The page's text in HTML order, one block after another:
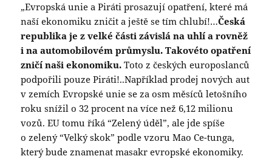
„Evropská unie a Piráti prosazují opatření, které má
naší ekonomiku zničit a ještě se tím chlubí!…Česká
republika je z velké části závislá na uhlí a rovněž
i na automobilovém průmyslu. Takovéto opatření
zničí naši ekonomiku. Toto z českých europoslanců
podpořili pouze Piráti!..Například prodej nových aut
v zemích Evropské unie se za osm měsíců letošního
roku snížil o 32 procent na více než 6,12 milionu
vozů. EU tomu říká “Zelený úděl”, ale jde spíše
o zelený “Velký skok” podle vzoru Mao Ce-tunga,
který bude znamenat masakr evropské ekonomiky.